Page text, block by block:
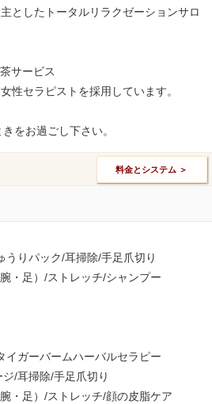
としたトータルリラクゼーションサロ
サービス
性セラピストを採用しています。
をお過ごし下さい。
料金とシステム ＞
りパック/耳掃除/手足爪切り
・足）/ストレッチ/シャンプー
イガーバームハーバルセラピー
/耳掃除/手足爪切り
・足）/ストレッチ/顔の皮脂ケア